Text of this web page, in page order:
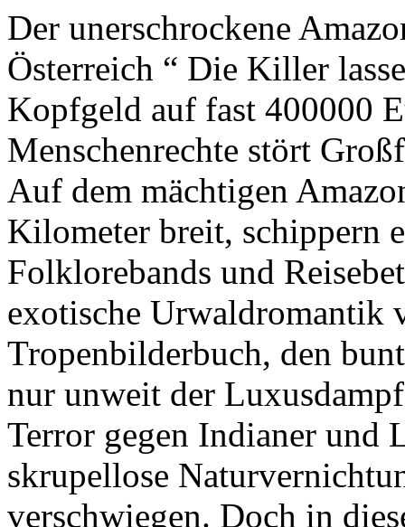
Der unerschrockene
Österreich “ Die Killer
Kopfgeld auf fast 400000
Menschenrechte stört
Auf dem mächtigen
Kilometer breit, schippern
Folklorebands und
exotische Urwaldromantik
Tropenbilderbuch, den
nur unweit der
Terror gegen Indianer und
skrupellose
verschwiegen. Doch in